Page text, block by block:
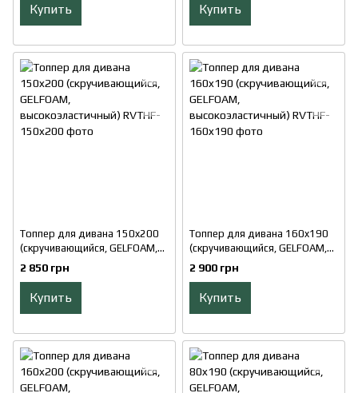
Купить Купить
Топпер для дивана 150x200
(скручивающийся, GELFOAM,
высокоэластичный)
2 850 грн
Купить
Топпер для дивана 160x190
(скручивающийся, GELFOAM,
высокоэластичный)
2 900 грн
Купить